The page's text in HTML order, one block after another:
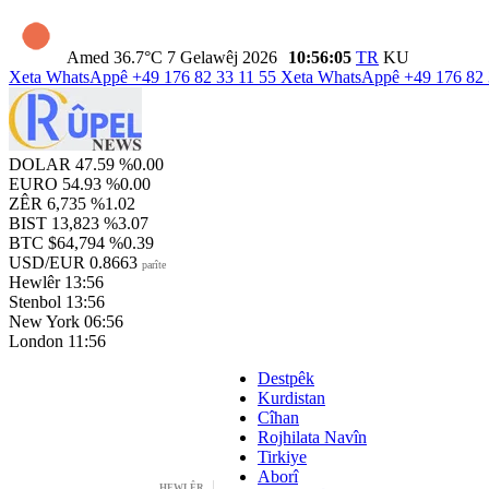
Amed 36.7°C 7 Gelawêj 2026 10:56:06 TR KU
Xeta WhatsAppê +49 176 82 33 11 55 Xeta WhatsAppê +49 176 82
DOLAR 47.59 %0.00
EURO 54.93 %0.00
ZÊR 6,735 %1.02
BIST 13,823 %3.07
BTC $64,794 %0.39
USD/EUR 0.8663 parîte
Hewlêr 13:56
Stenbol 13:56
New York 06:56
London 11:56
Destpêk
Kurdistan
Cîhan
Rojhilata Navîn
Tirkiye
Aborî